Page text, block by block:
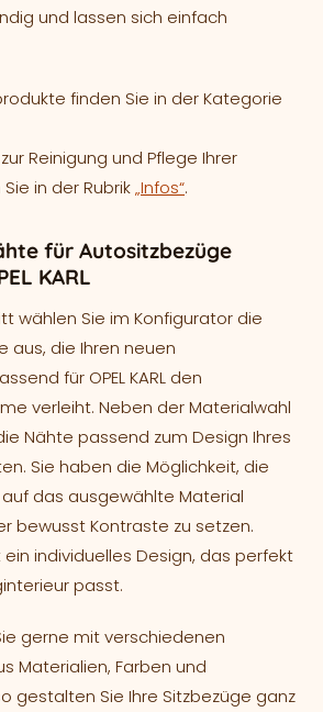
und lassen sich einfach
finden Sie in der Kategorie
Reinigung und Pflege Ihrer
in der Rubrik„Infos“.
für Autositzbezüge
KARL
wählen Sie im Konfigurator die
aus, die Ihren neuen
für OPEL KARL den
verleiht. Neben der Materialwahl
Nähte passend zum Design Ihres
Sie haben die Möglichkeit, die
das ausgewählte Material
bewusst Kontraste zu setzen.
individuelles Design, das perfekt
passt.
gerne mit verschiedenen
Materialien, Farben und
gestalten Sie Ihre Sitzbezüge ganz